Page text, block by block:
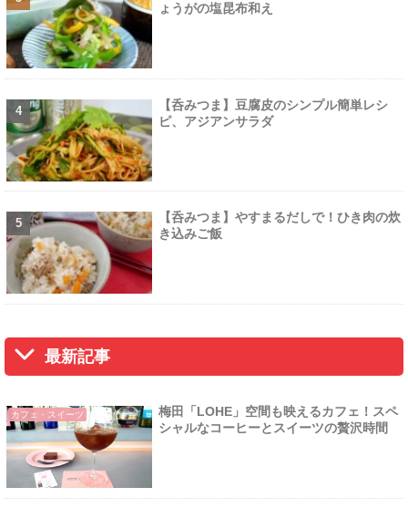
ょうがの塩昆布和え
【呑みつま】豆腐皮のシンプル簡単レシ
ピ、アジアンサラダ
【呑みつま】やすまるだしで！ひき肉の炊
き込みご飯
最新記事
カフェ・スイーツ
梅田「LOHE」空間も映えるカフェ！スペ
シャルなコーヒーとスイーツの贅沢時間